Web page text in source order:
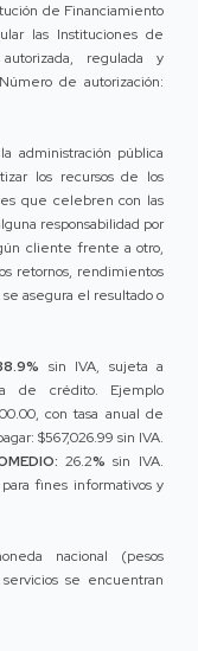
de Financiamiento
las Instituciones de
regulada y
de autorización:
administración pública
los recursos de los
que celebren con las
responsabilidad por
cliente frente a otro,
retornos, rendimientos
asegura el resultado o
sin IVA, sujeta a
de crédito. Ejemplo
con tasa anual de
$567,026.99 sin IVA.
26.2% sin IVA.
fines informativos y
nacional (pesos
se encuentran